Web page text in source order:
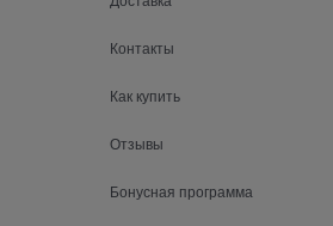
Контакты
Как купить
Отзывы
Бонусная программа